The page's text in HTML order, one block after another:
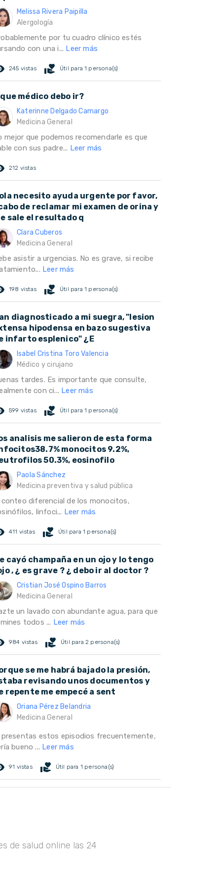
Melissa Rivera Paipilla
Alergología
por tu cuadro clínico estés
con una i... Leer más
245 vistas volunteer_activism Útil para 1 persona(s)
que médico debo ir?
Katerinne Delgado Camargo
Medicina General
mejor que podemos recomendarle es que
con sus padre... Leer más
212 vistas
necesito ayuda urgente por favor,
de reclamar mi examen de orina y
sale el resultado q
Clara Cuberos
Medicina General
asistir a urgencias. No es grave, si recibe
Leer más
198 vistas volunteer_activism Útil para 1 persona(s)
diagnosticado a mi suegra, "lesion
hipodensa en bazo sugestiva
infarto esplenico" ¿E
Isabel Cristina Toro Valencia
Médico y cirujano
tardes. Es importante que consulte,
con ci... Leer más
599 vistas volunteer_activism Útil para 1 persona(s)
analisis me salieron de esta forma
monocitos 9.2%,
50.3%, eosinofilo
Paola Sánchez
Medicina preventiva y salud pública
conteo diferencial de los monocitos,
linfoci... Leer más
411 vistas volunteer_activism Útil para 1 persona(s)
cayó champaña en un ojo y lo tengo
, ¿ es grave ? ¿ debo ir al doctor ?
Cristian José Ospino Barros
Medicina General
un lavado con abundante agua, para que
todos ... Leer más
984 vistas volunteer_activism Útil para 2 persona(s)
se me habrá bajado la presión,
revisando unos documentos y
repente me empecé a sent
Oriana Pérez Belandria
Medicina General
presentas estos episodios frecuentemente,
bueno ... Leer más
91 vistas volunteer_activism Útil para 1 persona(s)
de salud online las 24